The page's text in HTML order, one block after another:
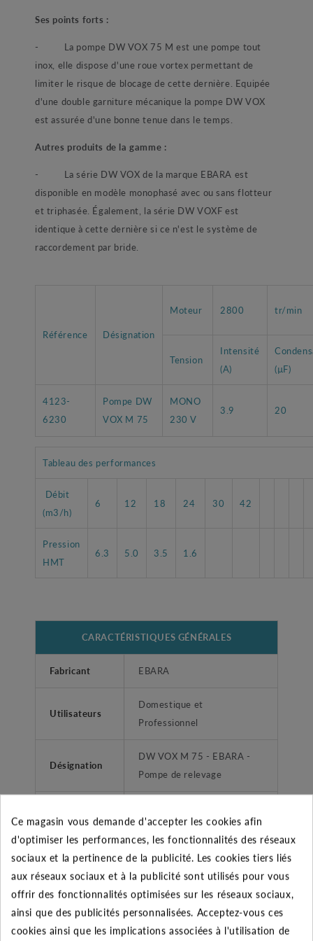
Ses points forts :
- La pompe DW VOX 75 M est une pompe tout
inox, elle dispose d'une roue vortex permettant de
limiter le risque de blocage de cette dernière. Equipée
d'une double garniture mécanique la pompe DW VOX
est assurée d'une bonne tenue dans le temps.
Autres produits de la gamme :
- La série DW VOX de la marque EBARA est
disponible en modèle monophasé avec ou sans flotteur
et triphasée. Également, la série DW VOXF est
identique à cette dernière si ce n'est le système de
raccordement par bride.
Référence Désignation
Moteur 2800 tr/min
Tension
Intensité
(A)
(µF)
4123-
6230
Pompe DW
VOX M 75
MONO
230 V
3.9 20
Tableau des performances
Débit
(m3/h)
6 12 18 24 30 42
Pression
HMT
6.3 5.0 3.5 1.6
CARACTÉRISTIQUES GÉNÉRALES
Fabricant EBARA
Utilisateurs
Domestique et
Professionnel
Désignation
DW VOX M 75 - EBARA -
Pompe de relevage
Diamètre de
refoulement
2" (50/60)
Type liquide Eaux claires- chargées
Type de
Femelle taraudé
Ce magasin vous demande d'accepter les cookies afin
d'optimiser les performances, les fonctionnalités des réseaux
sociaux et la pertinence de la publicité. Les cookies tiers liés
aux réseaux sociaux et à la publicité sont utilisés pour vous
offrir des fonctionnalités optimisées sur les réseaux sociaux,
ainsi que des publicités personnalisées. Acceptez-vous ces
cookies ainsi que les implications associées à l'utilisation de